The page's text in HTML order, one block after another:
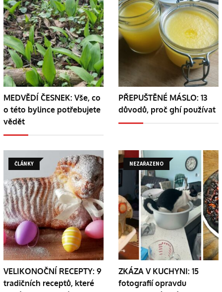
MEDVĚDÍ ČESNEK: Vše, co
o této bylince potřebujete
vědět
PŘEPUŠTĚNÉ MÁSLO: 13
důvodů, proč ghí používat
ČLÁNKY
VELIKONOČNÍ RECEPTY: 9
tradičních receptů, které
NEZAŘAZENO
ZKÁZA V KUCHYNI: 15
fotografií opravdu